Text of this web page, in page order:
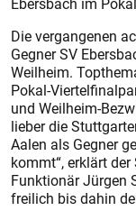
Die vergangenen
Gegner SV
Weilheim.
Pokal-
und Weilheim-
lieber die
Aalen als Gegner
kommt“, erklärt
Funktionär Jürgen
freilich bis dahin